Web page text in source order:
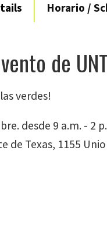
Horario /
de
verdes!
desde 9 a.m. - 2
de Texas, 1155